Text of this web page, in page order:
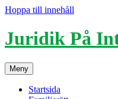
Hoppa till innehåll
Juridik På
Meny
Startsida